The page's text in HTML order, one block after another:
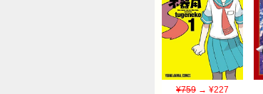
¥759 → ¥227